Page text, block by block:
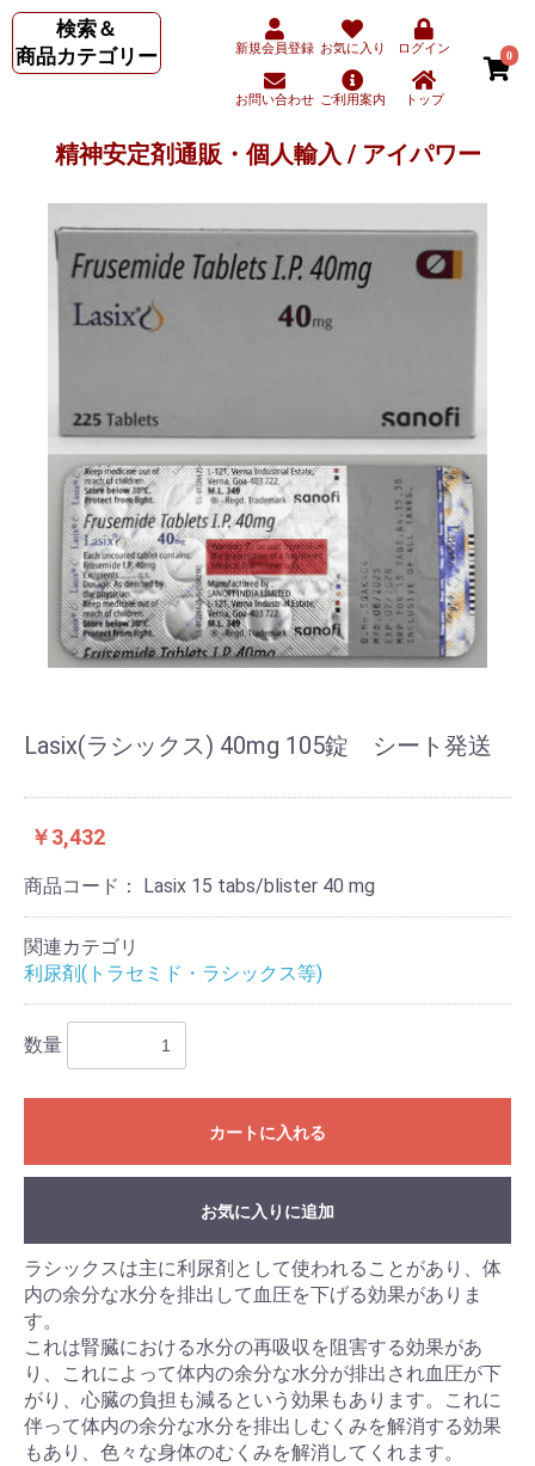
検索＆
商品カテゴリー
新規会員登録 お気に入り ログイン
お問い合わせ ご利用案内 トップ
0
精神安定剤通販・個人輸入 / アイパワー
Lasix(ラシックス) 40mg 105錠 シート発送
￥3,432
商品コード： Lasix 15 tabs/blister 40 mg
関連カテゴリ
利尿剤(トラセミド・ラシックス等)
数量
カートに入れる
お気に入りに追加
ラシックスは主に利尿剤として使われることがあり、体
内の余分な水分を排出して血圧を下げる効果がありま
す。
これは腎臓における水分の再吸収を阻害する効果があ
り、これによって体内の余分な水分が排出され血圧が下
がり、心臓の負担も減るという効果もあります。これに
伴って体内の余分な水分を排出しむくみを解消する効果
もあり、色々な身体のむくみを解消してくれます。